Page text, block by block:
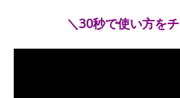
＼30秒で使い方を